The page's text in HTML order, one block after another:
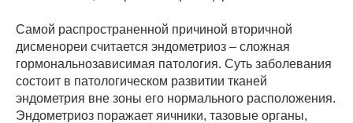
Самой распространенной причиной вторичной
дисменореи считается эндометриоз – сложная
гормональнозависимая патология. Суть заболевания
состоит в патологическом развитии тканей
эндометрия вне зоны его нормального расположения.
Эндометриоз поражает яичники, тазовые органы,